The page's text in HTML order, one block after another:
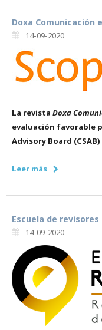
Doxa Comunicación
14-09-2020
La revista Doxa
evaluación favorable
Advisory Board
Leer más
Escuela de revisores
14-09-2020